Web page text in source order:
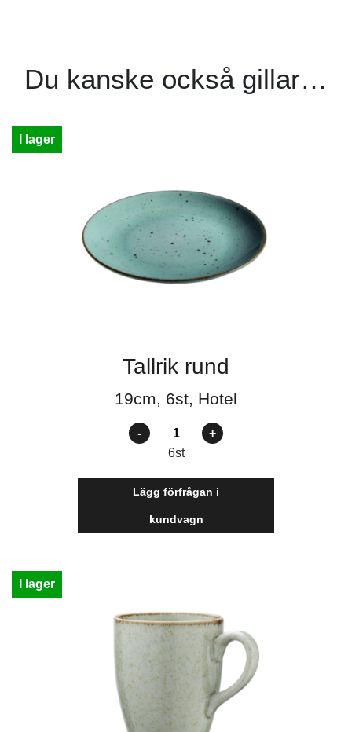
Du kanske också gillar…
I lager
Tallrik rund
19cm, 6st, Hotel
Antal
6st
Lägg förfrågan i
kundvagn
I lager